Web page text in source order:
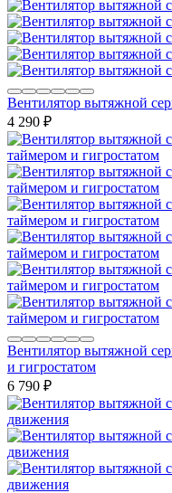
Вентилятор вытяжной
4 290 ₽
Вентилятор вытяжной
и гигростатом
6 790 ₽